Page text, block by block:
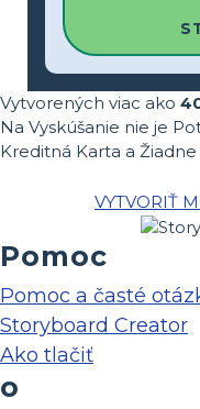
Vytvorených viac ako
Na Vyskúšanie nie je
Kreditná Karta a Žiadne
VYTVORIŤ
Pomoc
Pomoc a časté
Storyboard Creator
Ako tlačiť
o